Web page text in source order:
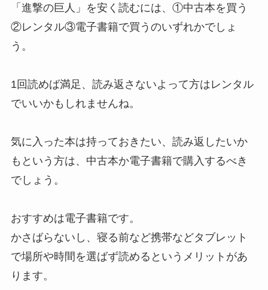
「進撃の巨人」を安く読むには、①中古本を買う
②レンタル③電子書籍で買うのいずれかでしょ
う。
1回読めば満足、読み返さないよって方はレンタル
でいいかもしれませんね。
気に入った本は持っておきたい、読み返したいか
もという方は、中古本か電子書籍で購入するべき
でしょう。
おすすめは電子書籍です。
かさばらないし、寝る前など携帯などタブレット
で場所や時間を選ばず読めるというメリットがあ
ります。